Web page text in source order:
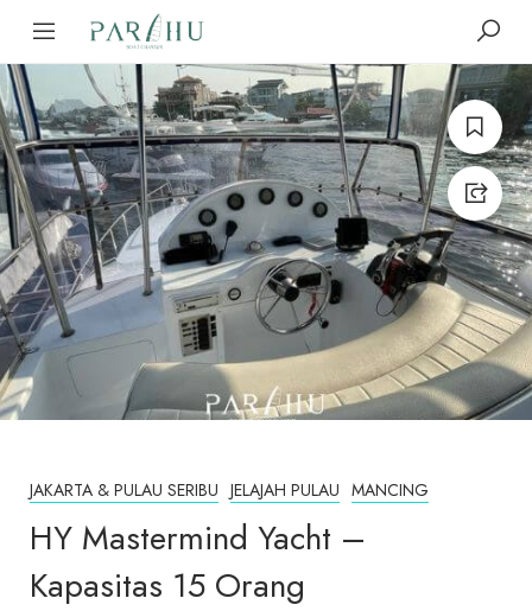
JAKARTA & PULAU SERIBU JELAJAH PULAU MANCING
HY Mastermind Yacht –
Kapasitas 15 Orang